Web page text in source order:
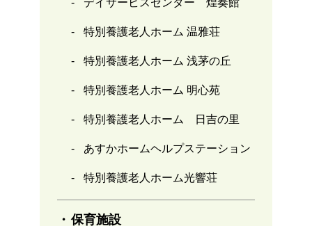
デイサービスセンター 煌奏館
特別養護老人ホーム 温雅荘
特別養護老人ホーム 浅茅の丘
特別養護老人ホーム 明心苑
特別養護老人ホーム 日吉の里
あすかホームヘルプステーション
特別養護老人ホーム光響荘
保育施設